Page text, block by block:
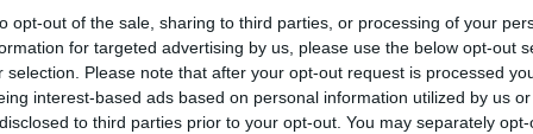
opt-out of the sale, sharing to third parties, or processing of your
for targeted advertising by us, please use the below opt-out
selection. Please note that after your opt-out request is processed
interest-based ads based on personal information utilized by us
to third parties prior to your opt-out. You may separately
για ένα ακόμα πιο φιλόδοξο κεφάλαιο στην
διαφορετικούς τομείς. Ηφιλία μεταξύ
σε πανίσχυρες βάσεις, σε σχέσεις
αλλά και σε μια κοινή ευρωπαϊκή